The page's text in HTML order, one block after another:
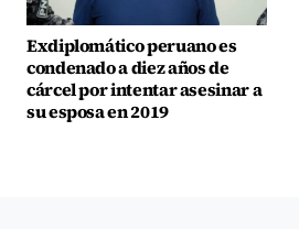
Exdiplomático peruano es
condenado a diez años de
cárcel por intentar asesinar a
su esposa en 2019